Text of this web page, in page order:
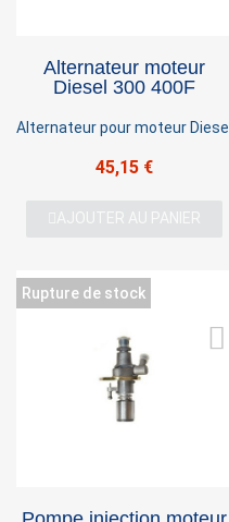
Alternateur moteur
Diesel 300 400F
Alternateur pour moteur Diesel
45,15 €
AJOUTER AU PANIER
Rupture de stock